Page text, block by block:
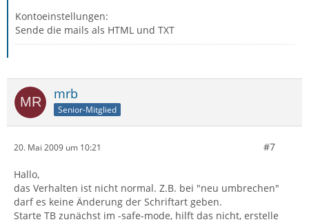
Kontoeinstellungen:
Sende die mails als HTML und TXT
mrb
Senior-Mitglied
20. Mai 2009 um 10:21 #7
Hallo,
das Verhalten ist nicht normal. Z.B. bei "neu umbrechen"
darf es keine Änderung der Schriftart geben.
Starte TB zunächst im -safe-mode, hilft das nicht, erstelle